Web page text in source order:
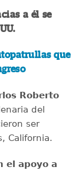
a él se
que
Roberto
del
ser
California.
el apoyo a